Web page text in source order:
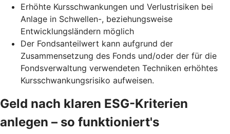
Erhöhte Kursschwankungen und Verlustrisiken bei
Anlage in Schwellen-, beziehungsweise
Entwicklungsländern möglich
Der Fondsanteilwert kann aufgrund der
Zusammensetzung des Fonds und/oder der für die
Fondsverwaltung verwendeten Techniken erhöhtes
Kursschwankungsrisiko aufweisen.
Geld nach klaren ESG-Kriterien
anlegen – so funktioniert's